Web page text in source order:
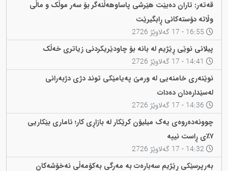
قەتەر: تاران دەبێت هێرشی پاساوهەڵنەگر بۆ سەر موڵک و ماڵی
وڵاتە دۆستەکانی ڕابگیرێت
پیلانی نوێی ڕێژیم لە بانە بۆ چاودێریکردنی زیاتری خەڵک
نوێنەری خامنەیی لە ورمێ پەیامێکی توند دژی دژبەرانی
لەسێدارەدان دەدات
چوونەدەروەی یەک میلیۆن کرێکار لە بازاڕی کار؛ ئاماری بێکاریی
٧٪ی ڕاست نییە
بەرپرسێکی ڕێژیم سەبارەت بە مەرگی بەکۆمەڵی نەخۆشەکان